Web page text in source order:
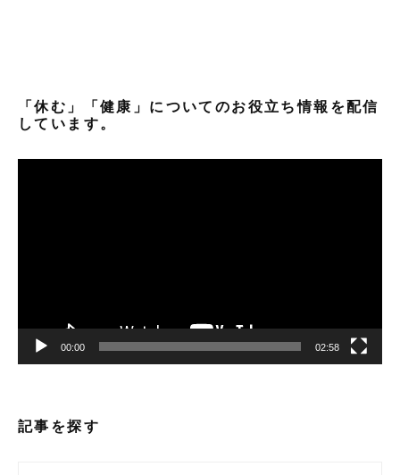
「休む」「健康」についてのお役立ち情報を配信
しています。
00:00 02:58
記事を探す